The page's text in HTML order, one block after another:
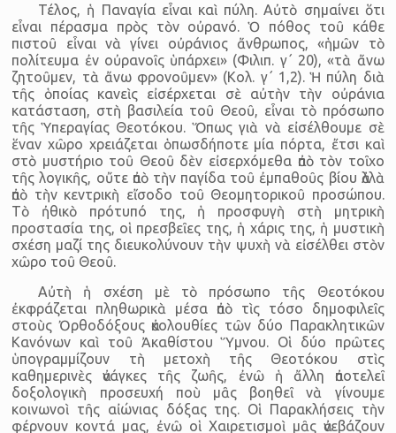
Τέλος, ἡ Παναγία εἶναι καὶ πύλη. Αὐτὸ σημαίνει ὅτι
εἶναι πέρασμα πρὸς τὸν οὐρανό. Ὁ πόθος τοῦ κάθε
πιστοῦ εἶναι νὰ γίνει οὐράνιος ἄνθρωπος, «ἡμῶν τὸ
πολίτευμα ἐν οὐρανοῖς ὑπάρχει» (Φιλιπ. γ΄ 20), «τὰ ἄνω
ζητοῦμεν, τὰ ἄνω φρονοῦμεν» (Κολ. γ΄ 1,2). Ἡ πύλη διὰ
τῆς ὁποίας κανεὶς εἰσέρχεται σὲ αὐτὴν τὴν οὐράνια
κατάσταση, στὴ βασιλεία τοῦ Θεοῦ, εἶναι τὸ πρόσωπο
τῆς Ὑπεραγίας Θεοτόκου. Ὅπως γιὰ νὰ εἰσέλθουμε σὲ
ἕναν χῶρο χρειάζεται ὁπωσδήποτε μία πόρτα, ἔτσι καὶ
στὸ μυστήριο τοῦ Θεοῦ δὲν εἰσερχόμεθα ἀπὸ τὸν τοῖχο
τῆς λογικῆς, οὔτε ἀπὸ τὴν παγίδα τοῦ ἐμπαθοῦς βίου ἀλλὰ
ἀπὸ τὴν κεντρικὴ εἴσοδο τοῦ Θεομητορικοῦ προσώπου.
Τὸ ἠθικὸ πρότυπό της, ἡ προσφυγὴ στὴ μητρικὴ
προστασία της, οἱ πρεσβεῖες της, ἡ χάρις της, ἡ μυστικὴ
σχέση μαζί της διευκολύνουν τὴν ψυχὴ νὰ εἰσέλθει στὸν
χῶρο τοῦ Θεοῦ.
Αὐτὴ ἡ σχέση μὲ τὸ πρόσωπο τῆς Θεοτόκου
ἐκφράζεται πληθωρικὰ μέσα ἀπὸ τὶς τόσο δημοφιλεῖς
στοὺς Ὀρθοδόξους ἀκολουθίες τῶν δύο Παρακλητικῶν
Κανόνων καὶ τοῦ Ἀκαθίστου Ὕμνου. Οἱ δύο πρῶτες
ὑπογραμμίζουν τὴ μετοχὴ τῆς Θεοτόκου στὶς
καθημερινὲς ἀνάγκες τῆς ζωῆς, ἐνῶ ἡ ἄλλη ἀποτελεῖ
δοξολογικὴ προσευχή ποὺ μᾶς βοηθεῖ νὰ γίνουμε
κοινωνοὶ τῆς αἰώνιας δόξας της. Οἱ Παρακλήσεις τὴν
φέρνουν κοντά μας, ἐνῶ οἱ Χαιρετισμοὶ μᾶς ἀνεβάζουν